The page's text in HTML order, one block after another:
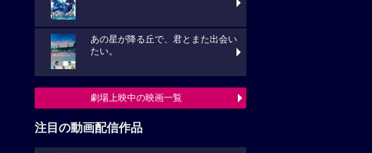
あの星が降る丘で、君とまた出会い
たい。
劇場上映中の映画一覧
注目の動画配信作品